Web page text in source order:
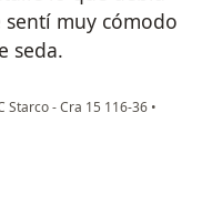
muy cómodo
seda.
Starco - Cra 15 116-36 •